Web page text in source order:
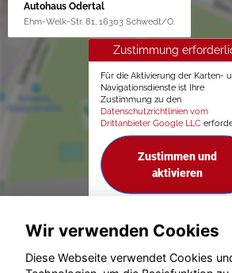
Autohaus Odertal
Ehm-Welk-Str. 81, 16303 Schwedt/O.
Zustimmung
Für die Aktivierung der Karten-
Navigationsdienste ist Ihre
Zustimmung zu den
Datenschutzrichtlinien vom
Drittanbieter Google LLC
Zustimmen und
aktivieren
Wir verwenden Cookies
Diese Webseite verwendet Cookies